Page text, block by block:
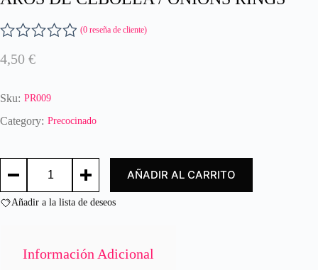
V
a
o
a
n
0
(0 reseña de cliente)
4,50 €
Sku: PR009
Category: Precocinado
DE
/
AÑADIR AL CARRITO
Añadir a la lista de deseos
Información Adicional